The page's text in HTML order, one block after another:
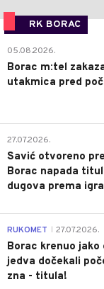
RK BORAC
05.08.2026.
Borac m:tel
utakmica pred
27.07.2026.
Savić otvoreno
Borac napada
dugova prema
RUKOMET 27.07.2026.
Borac krenuo
jedva dočekali
zna - titula!